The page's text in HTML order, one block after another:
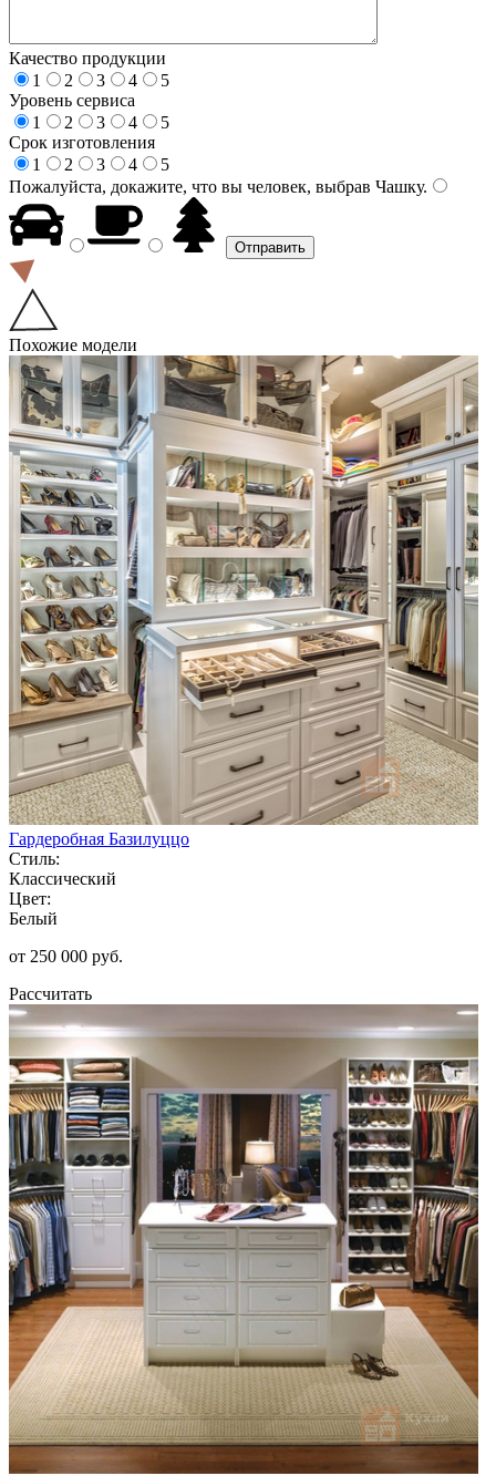
Качество продукции
1
2 3 4
5
Уровень сервиса
1
2 3 4
5
Срок изготовления
1
2 3 4
5
Пожалуйста, докажите, что вы человек, выбрав Чашку.
Похожие модели
Гардеробная Базилуццо
Стиль:
Классический
Цвет:
Белый
от 250 000 руб.
Рассчитать